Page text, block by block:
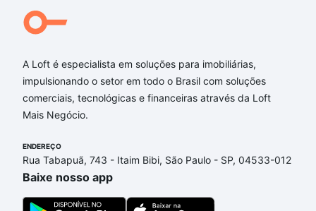
A Loft é especialista em soluções para imobiliárias,
impulsionando o setor em todo o Brasil com soluções
comerciais, tecnológicas e financeiras através da Loft
Mais Negócio.
ENDEREÇO
Rua Tabapuã, 743 - Itaim Bibi, São Paulo - SP, 04533-012
Baixe nosso app